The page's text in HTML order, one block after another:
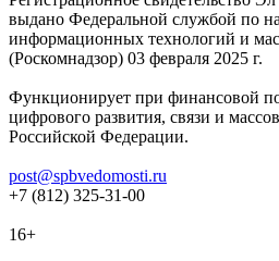
выдано Федеральной службой по
информационных технологий и
(Роскомнадзор) 03 февраля 2025 г.
Функционирует при финансовой
цифрового развития, связи и
Российской Федерации.
post@spbvedomosti.ru
+7 (812) 325-31-00
16+